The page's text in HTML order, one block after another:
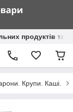
продуктів та
Крупи. Каші.